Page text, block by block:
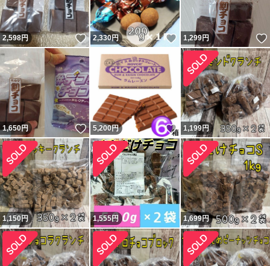
2,598円 いいね！
2,330円 いいね！
1,299円
1,650円 いいね！
5,200円 いいね！
1,199円
1,150円 1,555円 1,699円